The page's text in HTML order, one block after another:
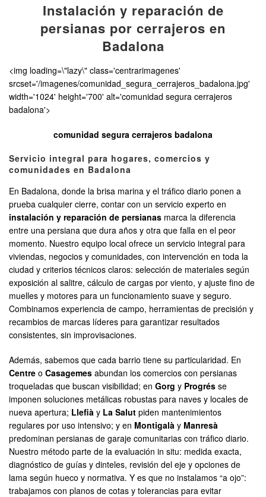
Instalación y reparación de
persianas por cerrajeros en
Badalona
<img loading=\"lazy\" class='centrarimagenes'
srcset='/imagenes/comunidad_segura_cerrajeros_badalona.jpg'
width='1024' height='700' alt='comunidad segura cerrajeros
badalona'>
comunidad segura cerrajeros badalona
Servicio integral para hogares, comercios y
comunidades en Badalona
En Badalona, donde la brisa marina y el tráfico diario ponen a
prueba cualquier cierre, contar con un servicio experto en
instalación y reparación de persianas marca la diferencia
entre una persiana que dura años y otra que falla en el peor
momento. Nuestro equipo local ofrece un servicio integral para
viviendas, negocios y comunidades, con intervención en toda la
ciudad y criterios técnicos claros: selección de materiales según
exposición al salitre, cálculo de cargas por viento, y ajuste fino de
muelles y motores para un funcionamiento suave y seguro.
Combinamos experiencia de campo, herramientas de precisión y
recambios de marcas líderes para garantizar resultados
consistentes, sin improvisaciones.
Además, sabemos que cada barrio tiene su particularidad. En
Centre o Casagemes abundan los comercios con persianas
troqueladas que buscan visibilidad; en Gorg y Progrés se
imponen soluciones metálicas robustas para naves y locales de
nueva apertura; Llefià y La Salut piden mantenimientos
regulares por uso intensivo; y en Montigalà y Manresà
predominan persianas de garaje comunitarias con tráfico diario.
Nuestro método parte de la evaluación in situ: medida exacta,
diagnóstico de guías y dinteles, revisión del eje y opciones de
lama según hueco y normativa. Y es que no instalamos “a ojo”:
trabajamos con planos de cotas y tolerancias para evitar